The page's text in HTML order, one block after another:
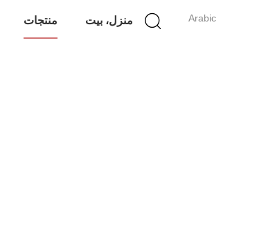
Arabic منزل، بيت منتجات